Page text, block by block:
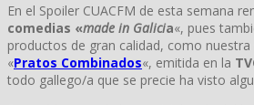
En el Spoiler CUACFM de esta semana
comedias «made in Galicia«, pues
productos de gran calidad, como nuestra
«Pratos Combinados«, emitida en la
todo gallego/a que se precie ha visto